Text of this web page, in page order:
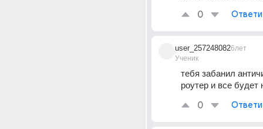
0
user_257248082
Ученик
6лет
тебя забанил
роутер и все будет
0